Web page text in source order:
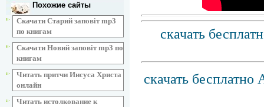
Похожие сайты
Скачати Старий заповіт mp3
по книгам
Скачати Новий заповіт mp3 по
книгам
Читать притчи Иисуса Христа
онлайн
Читать истолкование к
скачать
скачать